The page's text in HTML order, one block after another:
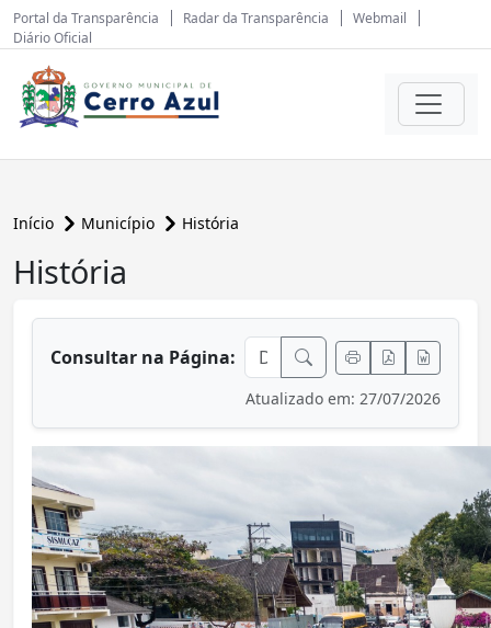
Portal da Transparência Radar da Transparência
Webmail
Diário Oficial
Início Município História
conteúdo principal
História
Consultar na Página:
Atualizado em: 27/07/2026